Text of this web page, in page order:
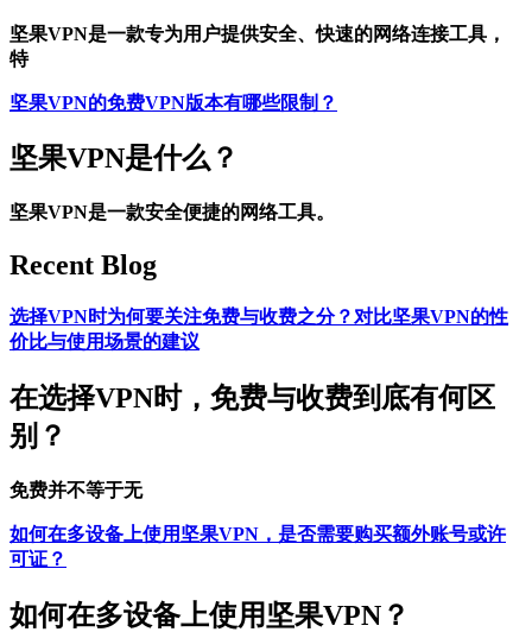
坚果VPN是一款专为用户提供安全、快速的网络连接工具，
特
坚果VPN的免费VPN版本有哪些限制？
坚果VPN是什么？
坚果VPN是一款安全便捷的网络工具。
Recent Blog
选择VPN时为何要关注免费与收费之分？对比坚果VPN的性
价比与使用场景的建议
在选择VPN时，免费与收费到底有何区
别？
免费并不等于无
如何在多设备上使用坚果VPN，是否需要购买额外账号或许
可证？
如何在多设备上使用坚果VPN？